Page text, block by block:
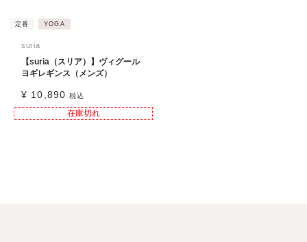
定番 YOGA
suria
【suria（スリア）】ヴィグール
ヨギレギンス（メンズ）
¥ 10,890 税込
在庫切れ